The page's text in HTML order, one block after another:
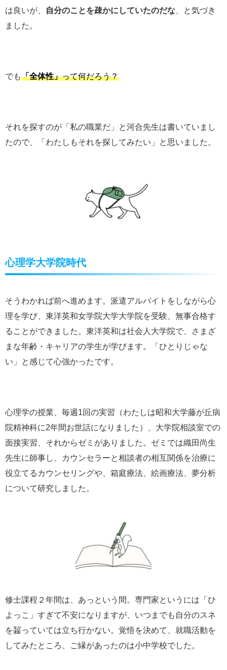
は良いが、
自分のことを疎かにしていたのだな 、と気づき
ました。
でも「全体性」って何だろう？
それを探すのが「私の職業だ」と河合先生は書いていまし
たので、「わたしもそれを探してみたい」と思いました。
心理学大学院時代
そうわかれば前へ進めます。派遣アルバイトをしながら心
理を学び、東洋英和女学院大学大学院を受験、無事合格す
ることができました。東洋英和は社会人大学院で、さまざ
まな年齢・キャリアの学生が学びます。「ひとりじゃな
い」と感じて心強かったです。
心理学の授業、毎週1回の実習（わたしは昭和大学藤が丘病
院精神科に2年間お世話になりました）、大学院相談室での
面接実習、それからゼミがありました。ゼミでは織田尚生
先生に師事し、カウンセラーと相談者の相互関係を治療に
役立てるカウンセリングや、箱庭療法、絵画療法、夢分析
について研究しました。
修士課程２年間は、あっという間。専門家というには「ひ
よっこ」すぎて不安になりますが、いつまでも自分のスネ
を齧っていては立ち行かない。覚悟を決めて、就職活動を
してみたところ、ご縁があったのは小中学校でした。